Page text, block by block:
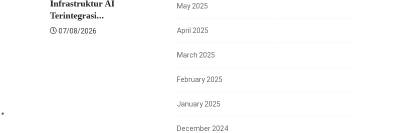
Infrastruktur AI
Terintegrasi...
07/08/2026
Sulsel Perkuat Kolaborasi,
*
May 2025
April 2025
March 2025
February 2025
January 2025
December 2024